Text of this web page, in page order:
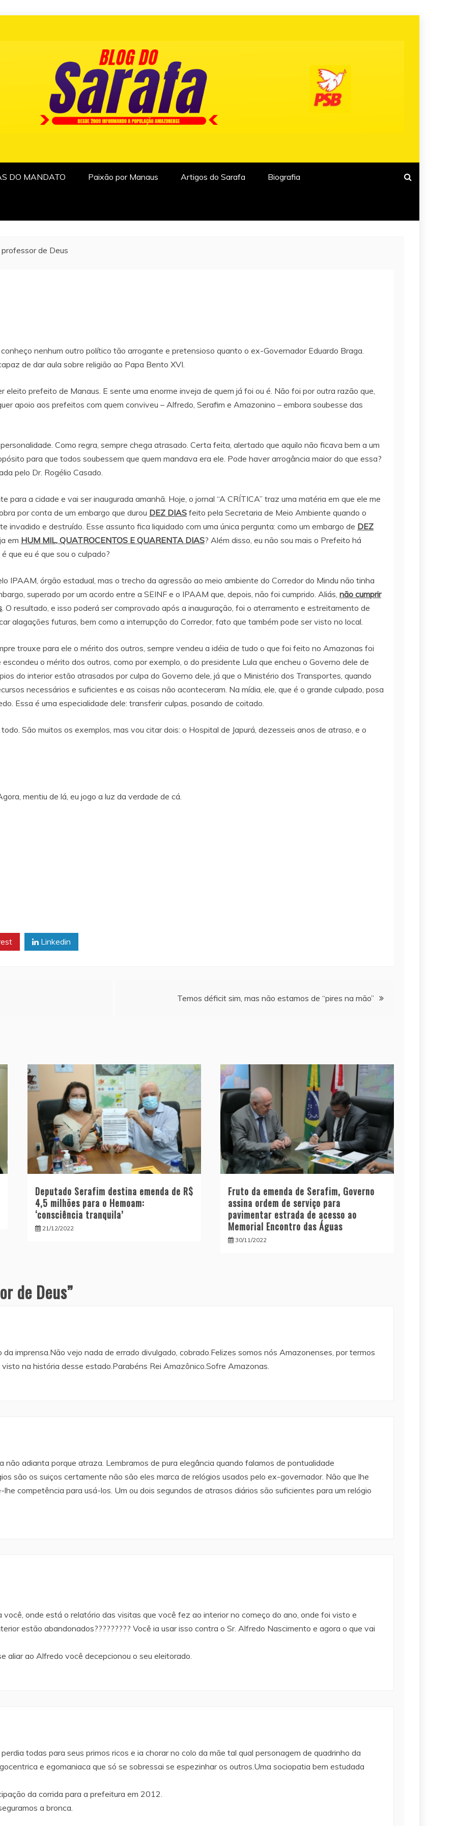
DO MANDATO Paixão por Manaus Artigos do Sarafa Biografia
professor de Deus
nenhum outro político tão arrogante e pretensioso quanto o ex-Governador Eduardo Braga.
de dar aula sobre religião ao Papa Bento XVI.
eleito prefeito de Manaus. E sente uma enorme inveja de quem já foi ou é. Não foi por outra razão que,
apoio aos prefeitos com quem conviveu – Alfredo, Serafim e Amazonino – embora soubesse das
Como regra, sempre chega atrasado. Certa feita, alertado que aquilo não ficava bem a um
para que todos soubessem que quem mandava era ele. Pode haver arrogância maior do que essa?
pelo Dr. Rogélio Casado.
para a cidade e vai ser inaugurada amanhã. Hoje, o jornal “A CRÍTICA” traz uma matéria em que ele me
por conta de um embargo que durou DEZ DIAS feito pela Secretaria de Meio Ambiente quando o
invadido e destruído. Esse assunto fica liquidado com uma única pergunta: como um embargo de DEZ
em HUM MIL, QUATROCENTOS E QUARENTA DIAS? Além disso, eu não sou mais o Prefeito há
é que eu é que sou o culpado?
IPAAM, órgão estadual, mas o trecho da agressão ao meio ambiente do Corredor do Mindu não tinha
superado por um acordo entre a SEINF e o IPAAM que, depois, não foi cumprido. Aliás, não cumprir
. O resultado, e isso poderá ser comprovado após a inauguração, foi o aterramento e estreitamento de
alagações futuras, bem como a interrupção do Corredor, fato que também pode ser visto no local.
trouxe para ele o mérito dos outros, sempre vendeu a idéia de tudo o que foi feito no Amazonas foi
o mérito dos outros, como por exemplo, o do presidente Lula que encheu o Governo dele de
do interior estão atrasados por culpa do Governo dele, já que o Ministério dos Transportes, quando
necessários e suficientes e as coisas não aconteceram. Na mídia, ele, que é o grande culpado, posa
Essa é uma especialidade dele: transferir culpas, posando de coitado.
São muitos os exemplos, mas vou citar dois: o Hospital de Japurá, dezesseis anos de atraso, e o
mentiu de lá, eu jogo a luz da verdade de cá.
Linkedin
Temos déficit sim, mas não estamos de “pires na mão”
Deputado Serafim destina emenda de R$
4,5 milhões para o Hemoam:
‘consciência tranquila’
21/12/2022
Fruto da emenda de Serafim, Governo
assina ordem de serviço para
pavimentar estrada de acesso ao
Memorial Encontro das Águas
30/11/2022
de Deus”
da imprensa.Não vejo nada de errado divulgado, cobrado.Felizes somos nós Amazonenses, por termos
na história desse estado.Parabéns Rei Amazônico.Sofre Amazonas.
não adianta porque atraza. Lembramos de pura elegância quando falamos de pontualidade
são os suiços certamente não são eles marca de relógios usados pelo ex-governador. Não que lhe
competência para usá-los. Um ou dois segundos de atrasos diários são suficientes para um relógio
você, onde está o relatório das visitas que você fez ao interior no começo do ano, onde foi visto e
estão abandonados????????? Você ia usar isso contra o Sr. Alfredo Nascimento e agora o que vai
aliar ao Alfredo você decepcionou o seu eleitorado.
todas para seus primos ricos e ia chorar no colo da mãe tal qual personagem de quadrinho da
e egomaniaca que só se sobressai se espezinhar os outros.Uma sociopatia bem estudada
da corrida para a prefeitura em 2012.
a bronca.